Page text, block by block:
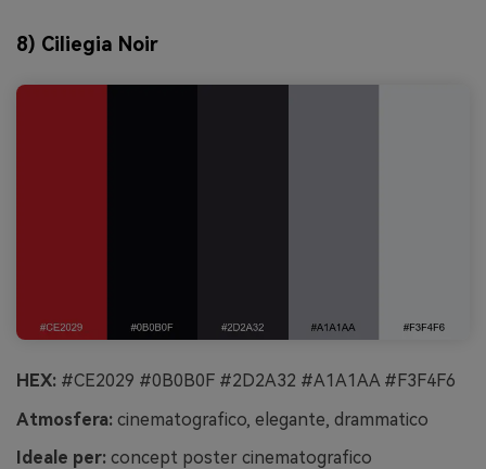
8) Ciliegia Noir
HEX: #CE2029 #0B0B0F #2D2A32 #A1A1AA #F3F4F6
Atmosfera: cinematografico, elegante, drammatico
Ideale per: concept poster cinematografico